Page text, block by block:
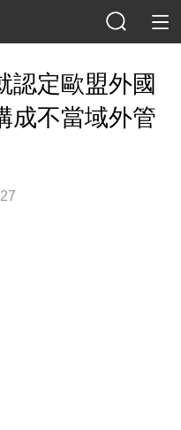
認定歐盟外國
成不當域外管